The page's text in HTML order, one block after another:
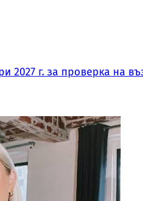
2027 г. за проверка на